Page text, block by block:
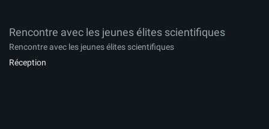
Rencontre avec les jeunes élites scientifiques
Rencontre avec les jeunes élites scientifiques
Réception